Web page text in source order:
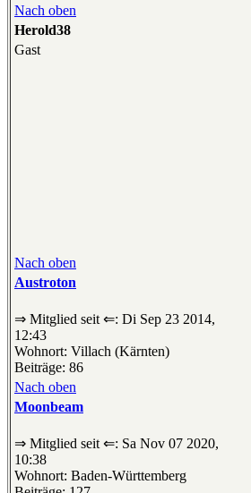
Nach oben
Herold38
Gast
Nach oben
Austroton
⇒ Mitglied seit ⇐: Di Sep 23 2014,
12:43
Wohnort: Villach (Kärnten)
Beiträge: 86
Nach oben
Moonbeam
⇒ Mitglied seit ⇐: Sa Nov 07 2020,
10:38
Wohnort: Baden-Württemberg